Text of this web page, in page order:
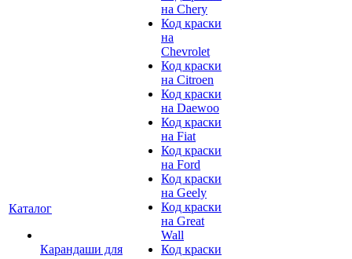
Каталог
Карандаши для
на Chery
Код краски
на
Chevrolet
Код краски
на Citroen
Код краски
на Daewoo
Код краски
на Fiat
Код краски
на Ford
Код краски
на Geely
Код краски
на Great
Wall
Код краски